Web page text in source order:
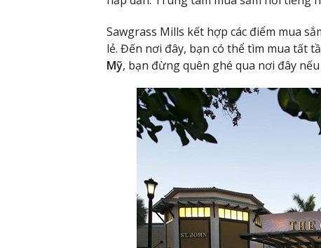
Sawgrass Mills kết hợp các điểm mua
lẻ. Đến nơi đây, bạn có thể tìm mua tất
Mỹ, bạn đừng quên ghé qua nơi đây